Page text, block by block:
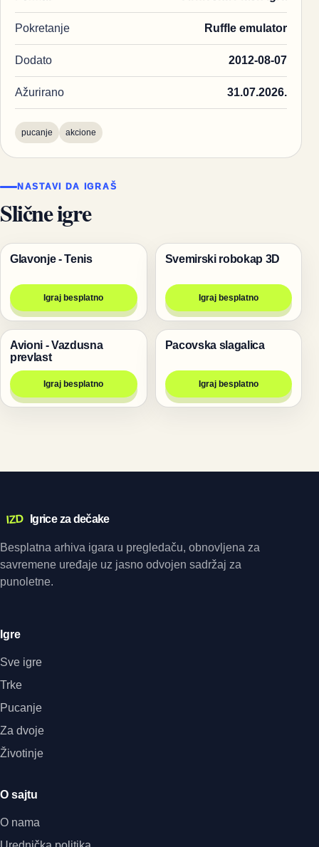
Pokretanje Ruffle emulator
Dodato 2012-08-07
Ažurirano 31.07.2026.
pucanje akcione
NASTAVI DA IGRAŠ
Slične igre
Igre
Glavonje - Tenis
Igraj besplatno
Pucanje
Svemirski robokap 3D
Igraj besplatno
Igre
Avioni - Vazdusna
prevlast
Igraj besplatno
Životinje
Pacovska slagalica
Igraj besplatno
IZD Igrice za dečake
Besplatna arhiva igara u pregledaču, obnovljena za
savremene uređaje uz jasno odvojen sadržaj za
punoletne.
Igre
Sve igre
Trke
Pucanje
Za dvoje
Životinje
O sajtu
O nama